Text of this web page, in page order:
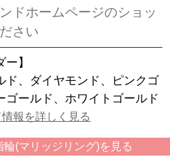
ドホームページのショッ
さい
】
ド、ダイヤモンド、ピンクゴ
ゴールド、ホワイトゴールド
報を詳しく見る
(マリッジリング)を見る